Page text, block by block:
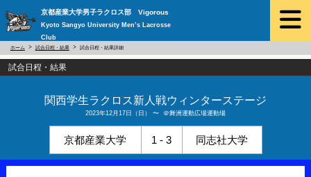
京都産業大学男子ラクロス部 Vigorous
Kyoto Sangyo University Men’s Lacrosse
Club
ホーム 試合日程・結果 試合日程・結果詳細
試合日程・結果
関西学生ラクロス新人戦ウィンターステージ
2023年12月17日（日） 〜 ＠舞洲運動広場運動場
京都産業大学 1 - 3 同志社大学